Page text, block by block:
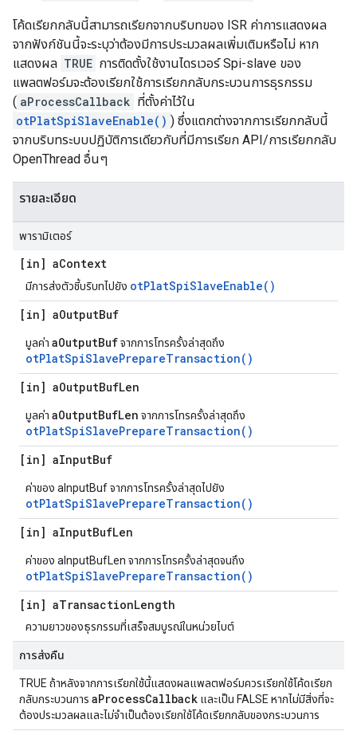
โค้ดเรียกกลับนี้สามารถเรียกจากบริบทของ ISR ค่าการแสดงผล
จากฟังก์ชันนี้จะระบุว่าต้องมีการประมวลผลเพิ่มเติมหรือไม่ หาก
แสดงผล TRUE การติดตั้งใช้งานไดรเวอร์ Spi-slave ของ
แพลตฟอร์มจะต้องเรียกใช้การเรียกกลับกระบวนการธุรกรรม
( aProcessCallback ที่ตั้งค่าไว้ใน
otPlatSpiSlaveEnable() ) ซึ่งแตกต่างจากการเรียกกลับนี้
จากบริบทระบบปฏิบัติการเดียวกับที่มีการเรียก API/การเรียกกลับ
OpenThread อื่นๆ
รายละเอียด
พารามิเตอร์
[in] aContext
มีการส่งตัวชี้บริบทไปยัง otPlatSpiSlaveEnable()
[in] aOutputBuf
มูลค่า aOutputBufจากการโทรครั้งล่าสุดถึง
otPlatSpiSlavePrepareTransaction()
[in] aOutputBufLen
มูลค่า aOutputBufLen จากการโทรครั้งล่าสุดถึง
otPlatSpiSlavePrepareTransaction()
[in] aInputBuf
ค่าของ aInputBuf จากการโทรครั้งล่าสุดไปยัง
otPlatSpiSlavePrepareTransaction()
[in] aInputBufLen
ค่าของ aInputBufLen จากการโทรครั้งล่าสุดจนถึง
otPlatSpiSlavePrepareTransaction()
[in] aTransactionLength
ความยาวของธุรกรรมที่เสร็จสมบูรณ์ในหน่วยไบต์
การส่งคืน
TRUE ถ้าหลังจากการเรียกใช้นี้แสดงผลแพลตฟอร์มควรเรียกใช้โค้ดเรียก
กลับกระบวนการ aProcessCallback และเป็น FALSE หากไม่มีสิ่งที่จะ
ต้องประมวลผลและไม่จำเป็นต้องเรียกใช้โค้ดเรียกกลับของกระบวนการ